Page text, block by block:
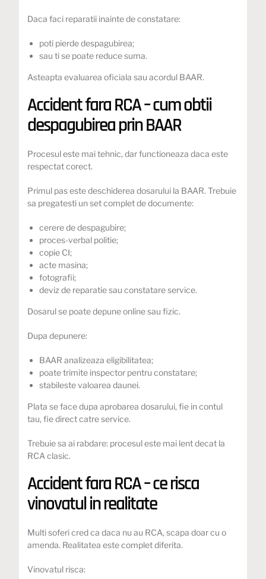
Daca faci reparatii inainte de constatare:
poti pierde despagubirea;
sau ti se poate reduce suma.
Asteapta evaluarea oficiala sau acordul BAAR.
Accident fara RCA – cum obtii
despagubirea prin BAAR
Procesul este mai tehnic, dar functioneaza daca este
respectat corect.
Primul pas este deschiderea dosarului la BAAR. Trebuie
sa pregatesti un set complet de documente:
cerere de despagubire;
proces-verbal politie;
copie CI;
acte masina;
fotografii;
deviz de reparatie sau constatare service.
Dosarul se poate depune online sau fizic.
Dupa depunere:
BAAR analizeaza eligibilitatea;
poate trimite inspector pentru constatare;
stabileste valoarea daunei.
Plata se face dupa aprobarea dosarului, fie in contul
tau, fie direct catre service.
Trebuie sa ai rabdare: procesul este mai lent decat la
RCA clasic.
Accident fara RCA – ce risca
vinovatul in realitate
Multi soferi cred ca daca nu au RCA, scapa doar cu o
amenda. Realitatea este complet diferita.
Vinovatul risca: